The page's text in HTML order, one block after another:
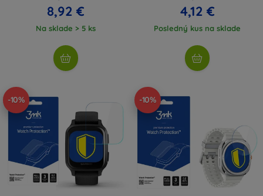
8,92 €
Na sklade > 5 ks
4,12 €
Posledný kus na sklade
-10% -10%